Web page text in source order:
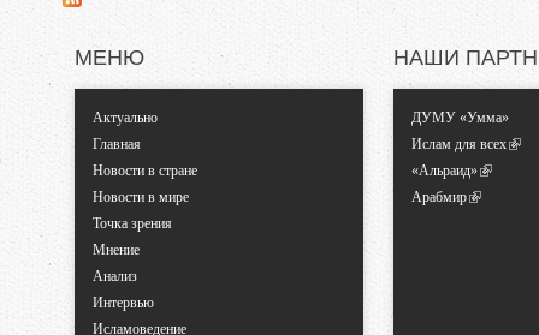
МЕНЮ
Актуально
Главная
Новости в стране
Новости в мире
Точка зрения
Мнение
Анализ
Интервью
Исламоведение
НАШИ
ДУМУ «Умма»
Ислам для всех
«Альраид»
Арабмир